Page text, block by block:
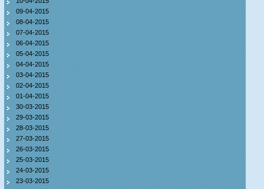
09-04-2015
08-04-2015
07-04-2015
06-04-2015
05-04-2015
04-04-2015
03-04-2015
02-04-2015
01-04-2015
30-03-2015
29-03-2015
28-03-2015
27-03-2015
26-03-2015
25-03-2015
24-03-2015
23-03-2015